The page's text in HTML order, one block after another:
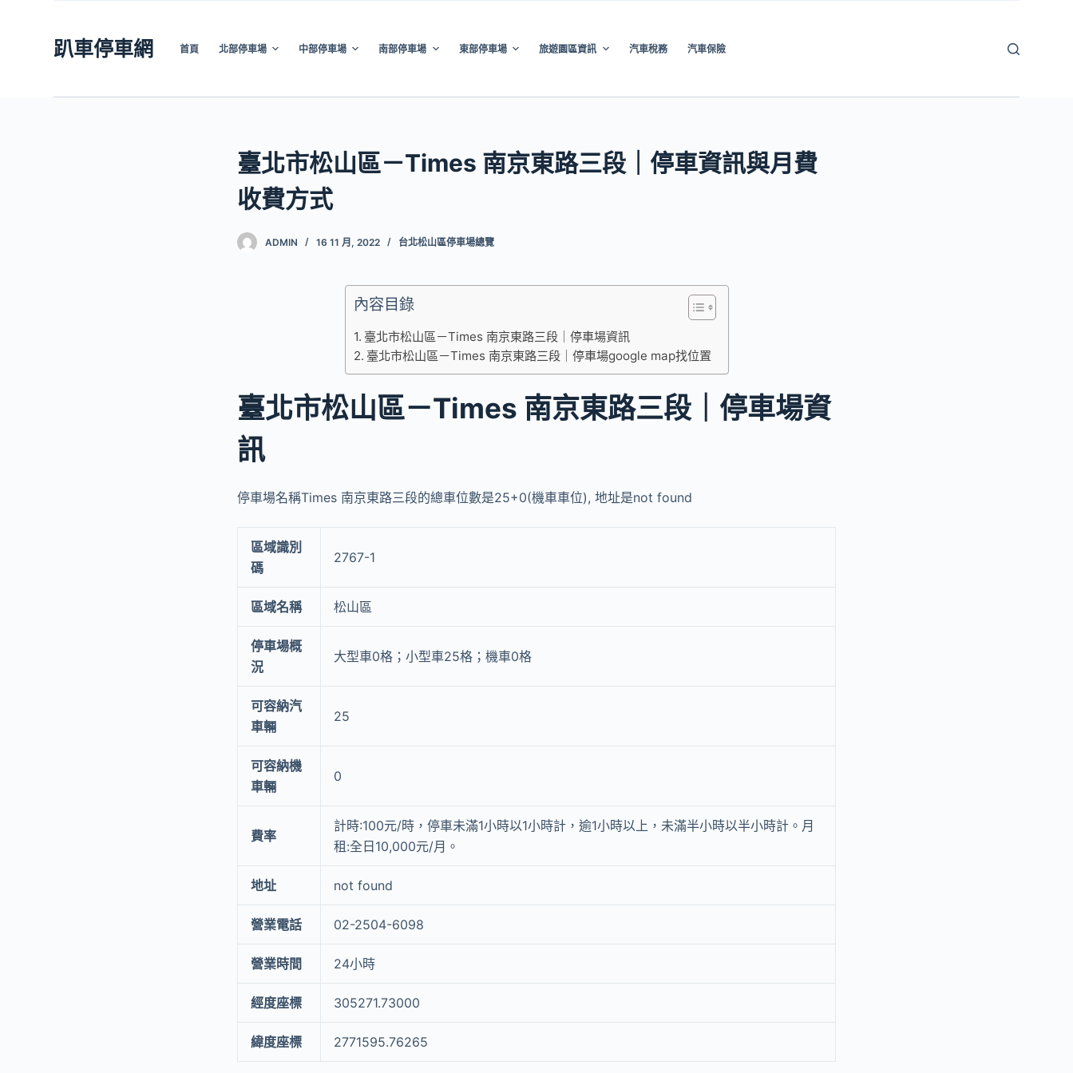
趴車停車網 首頁 北部停車場 中部停車場 南部停車場 東部停車場 旅遊園區資訊 汽車稅務 汽車保險
臺北市松山區－Times 南京東路三段｜停車資訊與月費
收費方式
ADMIN 16 11 月, 2022 台北松山區停車場總覽
內容目錄
臺北市松山區－Times 南京東路三段｜停車場資訊
臺北市松山區－Times 南京東路三段｜停車場google map找位置
臺北市松山區－Times 南京東路三段｜停車場資
訊
停車場名稱Times 南京東路三段的總車位數是25+0(機車車位), 地址是not found
區域識別
碼
2767-1
區域名稱 松山區
停車場概
況
大型車0格；小型車25格；機車0格
可容納汽
車輛
25
可容納機
車輛
0
費率
計時:100元/時，停車未滿1小時以1小時計，逾1小時以上，未滿半小時以半小時計。月
租:全日10,000元/月。
地址 not found
營業電話 02-2504-6098
營業時間 24小時
經度座標 305271.73000
緯度座標 2771595.76265